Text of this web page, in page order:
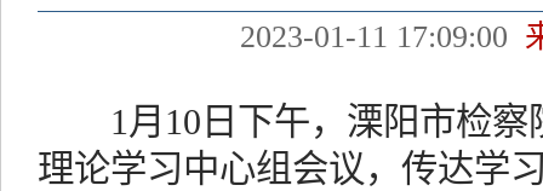
2023-01-11 17:09:00
1月10日下午，溧阳市检察
理论学习中心组会议，传达学